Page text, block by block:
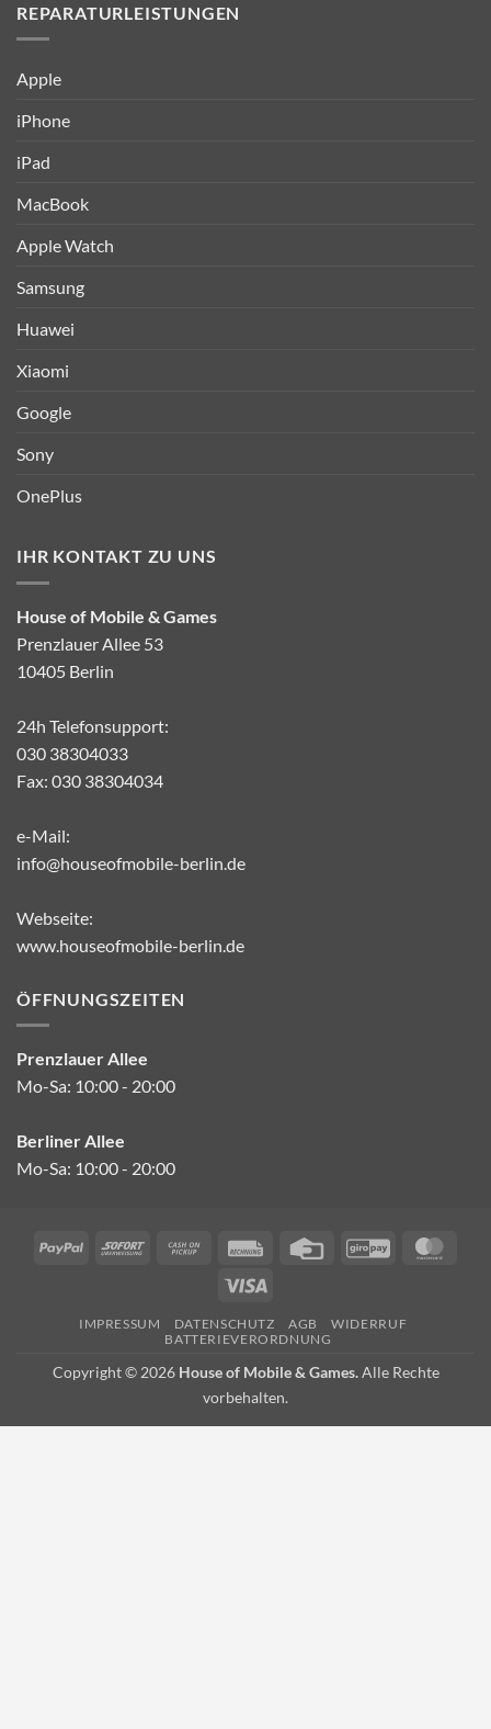
REPARATURLEISTUNGEN
Apple
iPhone
iPad
MacBook
Apple Watch
Samsung
Huawei
Xiaomi
Google
Sony
OnePlus
IHR KONTAKT ZU UNS
House of Mobile & Games
Prenzlauer Allee 53
10405 Berlin
24h Telefonsupport:
030 38304033
Fax: 030 38304034
e-Mail:
info@houseofmobile-berlin.de
Webseite:
www.houseofmobile-berlin.de
ÖFFNUNGSZEITEN
Prenzlauer Allee
Mo-Sa: 10:00 - 20:00
Berliner Allee
Mo-Sa: 10:00 - 20:00
PayPal Sofort
Cash
Pickup
Rechung
Credit
GiroPay
IMPRESSUM DATENSCHUTZ AGB
WIDERRUF
BATTERIEVERORDNUNG
Copyright © 2026 House of Mobile & Games.Alle Rechte
vorbehalten.